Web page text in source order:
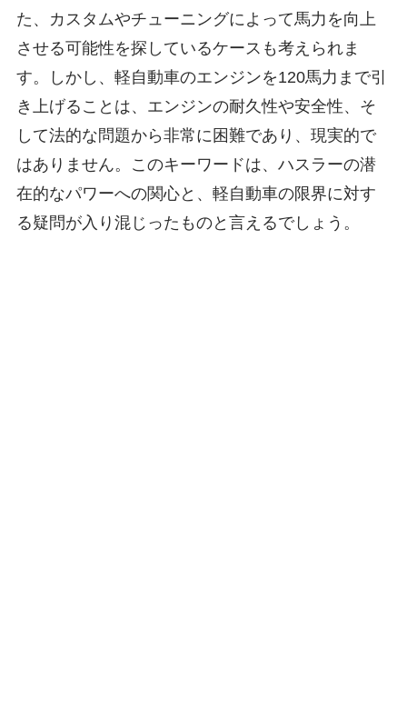
た、カスタムやチューニングによって馬力を向上
させる可能性を探しているケースも考えられま
す。しかし、軽自動車のエンジンを120馬力まで引
き上げることは、エンジンの耐久性や安全性、そ
して法的な問題から非常に困難であり、現実的で
はありません。このキーワードは、ハスラーの潜
在的なパワーへの関心と、軽自動車の限界に対す
る疑問が入り混じったものと言えるでしょう。